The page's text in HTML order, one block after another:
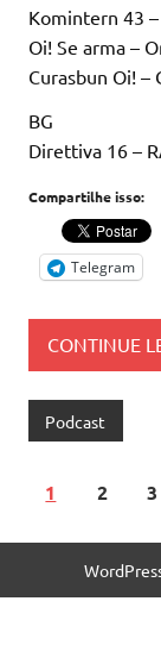
Komintern 43 –
Oi! Se arma –
Curasbun Oi! –
BG
Direttiva 16 –
Compartilhe isso:
Telegram
CONTINUE
Podcast
1 2 3